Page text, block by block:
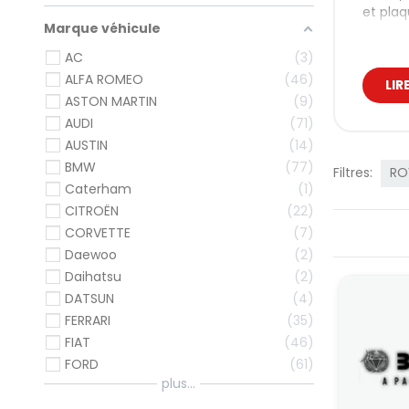
et
À
En
Quel
Filtres:
Marque véhicule
AC
3
ALFA ROMEO
46
ASTON MARTIN
9
AUDI
71
AUSTIN
14
BMW
77
Caterham
1
CITROËN
22
CORVETTE
7
Daewoo
2
Daihatsu
2
DATSUN
4
FERRARI
35
FIAT
46
FORD
61
plus...